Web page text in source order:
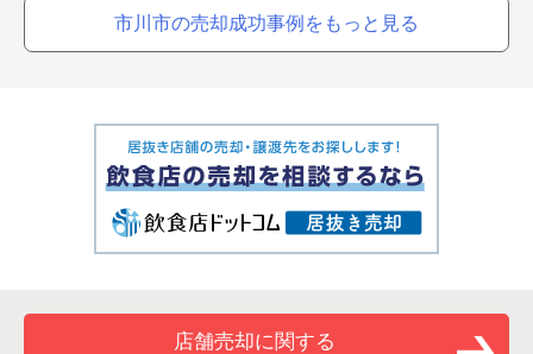
市川市の売却成功事例をもっと見る
店舗売却に関する